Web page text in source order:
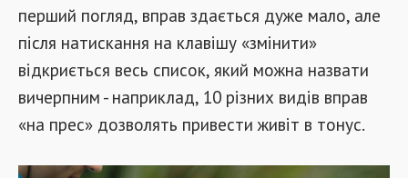
перший погляд, вправ здається дуже мало, але
після натискання на клавішу «змінити»
відкриється весь список, який можна назвати
вичерпним - наприклад, 10 різних видів вправ
«на прес» дозволять привести живіт в тонус.